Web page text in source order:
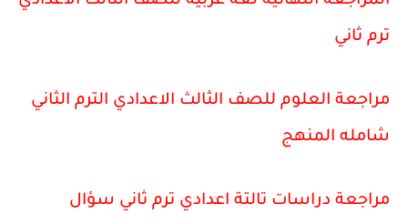
ترم ثاني
مراجعة العلوم للصف الثالث الاعدادي الترم الثاني
شامله المنهج
مراجعة دراسات تالتة اعدادي ترم ثاني سؤال